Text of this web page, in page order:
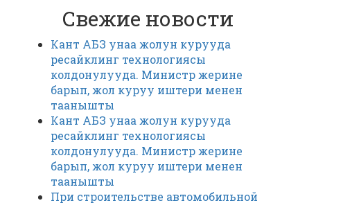
Свежие новости
Кант АБЗ унаа жолун курууда
ресайклинг технологиясы
колдонулууда. Министр жерине
барып, жол куруу иштери менен
таанышты
Кант АБЗ унаа жолун курууда
ресайклинг технологиясы
колдонулууда. Министр жерине
барып, жол куруу иштери менен
таанышты
При строительстве автомобильной